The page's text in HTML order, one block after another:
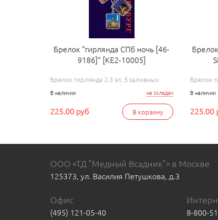
Брелок "гирлянда СПб ночь [46-
9186]" [КЕ2-10005]
Брелок гирлянда 2-3 эл, 5 заливных
на складах
В наличии
В корзину
225.00 руб
Брелок
В наличии
225.00
ООО «ТД "Медный Всадник"» в Москве
125373, ул. Василия Петушкова, д.3
Офис
(495) 121-05-40
8-800-